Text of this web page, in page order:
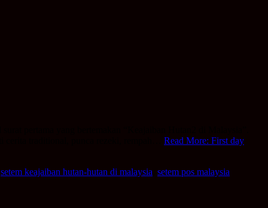
Read More: First day
setem keajaiban hutan-hutan di malaysia setem pos malaysia